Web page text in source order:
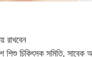
রাখবেন
চিকিৎসক সমিতি, সাবেক